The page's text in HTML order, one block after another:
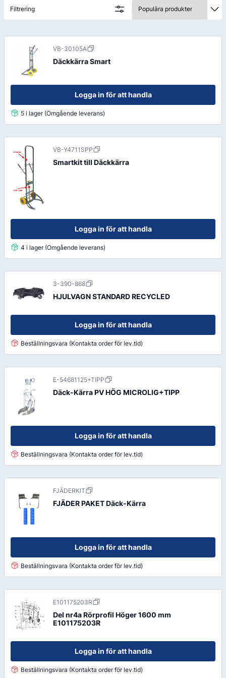
mer ergonomiskt, minska lyftrisken och effektivisera
flödet i kundhanteringen. Rätt däckkärra på plats
för hela teamet.
Filtrering
VB-30105A
Däckkärra Smart
Logga in för att handla
5 i lager (Omgående leverans)
VB-Y4711SPP
Smartkit till Däckkärra
Logga in för att handla
4 i lager (Omgående leverans)
3-390-868
HJULVAGN STANDARD RECYCLED
Logga in för att handla
Beställningsvara (Kontakta order för lev.tid)
E-54681125+TIPP
Däck-Kärra PV HÖG MICROLIG+TIPP
Logga in för att handla
Beställningsvara (Kontakta order för lev.tid)
FJÄDERKIT
FJÄDER PAKET Däck-Kärra
Logga in för att handla
Beställningsvara (Kontakta order för lev.tid)
E101175203R
Del nr4a Rörprofil Höger 1600 mm
E101175203R
Logga in för att handla
Beställningsvara (Kontakta order för lev.tid)